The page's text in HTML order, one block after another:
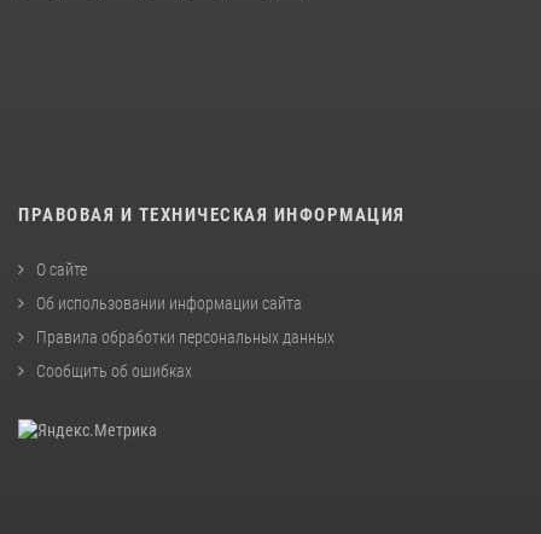
ПРАВОВАЯ И ТЕХНИЧЕСКАЯ ИНФОРМАЦИЯ
О сайте
Об использовании информации сайта
Правила обработки персональных данных
Сообщить об ошибках